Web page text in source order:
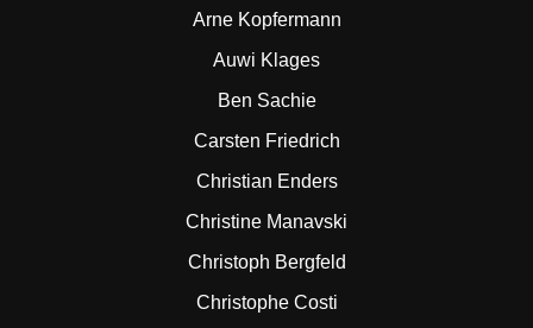
Arne Kopfermann
Auwi Klages
Ben Sachie
Carsten Friedrich
Christian Enders
Christine Manavski
Christoph Bergfeld
Christophe Costi